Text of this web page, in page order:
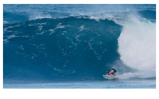
会員メニュー
今月のプレゼント
ショップ情報
湘南
千葉北
伊豆
ウラナミ
お知らせ
その他
ルール＆How to